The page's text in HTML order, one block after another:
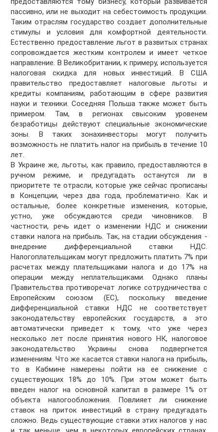
пассивно, или не выходит на себестоимость продукции.
Таким отраслям государство создает дополнительные
стимулы и условия для комфортной деятельности.
Естественно предоставление льгот в развитых странах
сопровождается жестким контролем и имеет четкое
направление. В Великобритании, к примеру, используется
налоговая скидка для новых инвестиций. В США
правительство предоставляет налоговые льготы и
кредиты компаниям, работающим в сфере развития
науки и техники. Соседняя Польша также может быть
примером. Там, в регионах свысоким уровенем
безработицы действуют специальные экономические
зоны. В таких зонахинвесторы могут получить
возможность не платить налог на прибыль в течение 10
лет.
В Украине же, льготы, как правило, предоставляются в
ручном режиме, и предугадать останутся ли в
приоритете те отрасли, которые уже сейчас прописаны
в Концепции, через два года, проблематично. Как и
остальные, более конкретные изменения, которые,
устно, уже обсуждаются среди чиновников. В
частности, речь идет о изменении НДС и снижении
ставки налога на прибыль. Так, на стадии обсуждения -
внедрение дифференциальной ставки НДС.
Налогоплательщикам могут предложить платить 7% при
расчетах между плательщиками налога и до 17% на
операции между неплательщиками. Однако планы
Правительства противоречат логике сотрудничества с
Европейским союзом (ЕС), поскольку введение
дифференциальной ставки НДС не соответствует
законодательству европейских государств, а это
автоматически приведет к тому, что уже через
несколько лет после принятия нового НК, налоговое
законодательство Украины снова подвергнется
изменениям. Что же касается ставки налога на прибыль,
то в Кабмине намерены пойти на ее снижение с
существующих 18% до 10%. При этом может быть
введен налог на основной капитал в размере 1% от
объекта налогообложения. Повлияет ли снижение
ставок на приток инвестиций в страну предугадать
сложно. Ведь существующие ставки этих налогов у нас